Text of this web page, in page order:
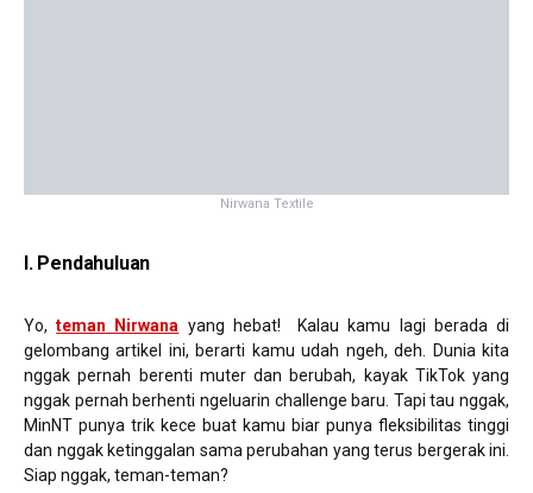
Nirwana Textile
I. Pendahuluan
Yo,teman Nirwana yang hebat! Kalau kamu lagi berada di
gelombang artikel ini, berarti kamu udah ngeh, deh. Dunia kita
nggak pernah berenti muter dan berubah, kayak TikTok yang
nggak pernah berhenti ngeluarin challenge baru. Tapi tau nggak,
MinNT punya trik kece buat kamu biar punya fleksibilitas tinggi
dan nggak ketinggalan sama perubahan yang terus bergerak ini.
Siap nggak, teman-teman?